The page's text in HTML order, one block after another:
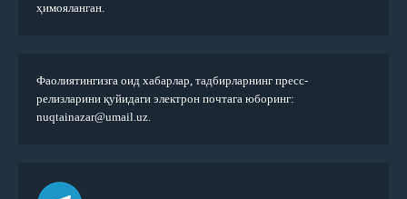
ҳимояланган.
Фаолиятингизга оид хабарлар, тадбирларнинг пресс-
релизларини қуйидаги электрон почтага юборинг:
nuqtainazar@umail.uz.